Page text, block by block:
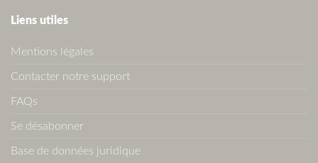
Liens utiles
Mentions légales
Contacter notre support
FAQs
Se désabonner
Base de données juridique